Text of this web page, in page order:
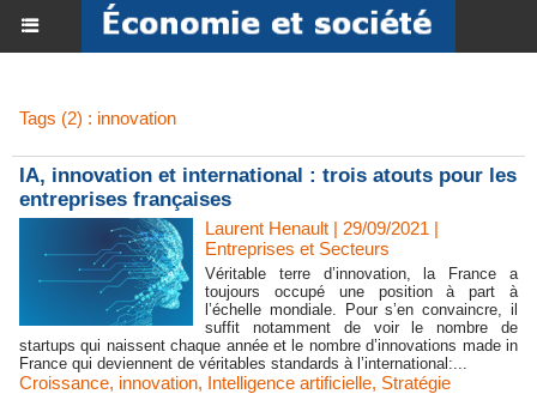
Tags (2) : innovation
IA, innovation et international : trois atouts pour les
entreprises françaises
Laurent Henault | 29/09/2021 |
Entreprises et Secteurs
Véritable terre d’innovation, la France a
toujours occupé une position à part à
l’échelle mondiale. Pour s’en convaincre, il
suffit notamment de voir le nombre de
startups qui naissent chaque année et le nombre d’innovations made in
France qui deviennent de véritables standards à l’international:...
Croissance, innovation, Intelligence artificielle, Stratégie